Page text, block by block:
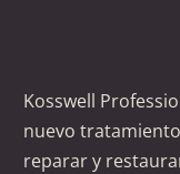
Kosswell
nuevo
reparar y